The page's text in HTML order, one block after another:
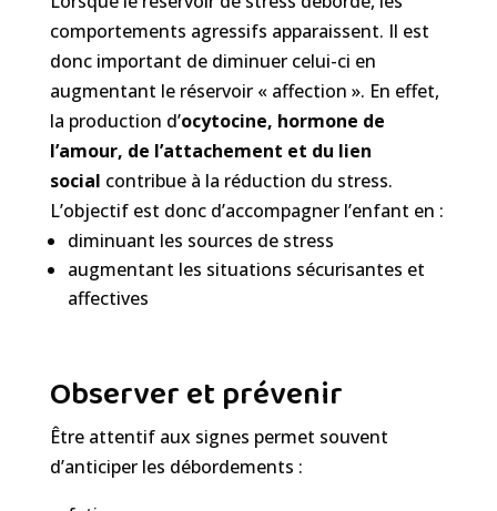
comportements agressifs apparaissent. Il est
donc important de diminuer celui-ci en
augmentant le réservoir « affection ». En effet,
la production d’ocytocine, hormone de
l’amour, de l’attachement et du lien
social contribue à la réduction du stress.
L’objectif est donc d’accompagner l’enfant en :
diminuant les sources de stress
augmentant les situations sécurisantes et
affectives
Observer et prévenir
Être attentif aux signes permet souvent
d’anticiper les débordements :